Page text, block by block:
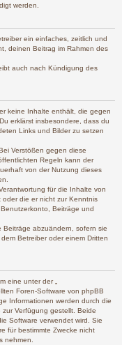
werden.
ein einfaches, zeitlich und
deinen Beitrag im Rahmen des
auch nach Kündigung des
keine Inhalte enthält, die gegen
erklärst insbesondere, dass du
Links und Bilder zu setzen
Verstößen gegen diese
Regeln kann der
von der Nutzung dieses
für die Inhalte von
die er nicht zur Kenntnis
Beiträge und
abzuändern, sofern sie
Betreiber oder einem Dritten
eine unter der „
Foren-Software von phpBB
Informationen werden durch die
Verfügung gestellt. Beide
Software verwendet wird. Sie
für bestimmte Zwecke nicht
nehmen.